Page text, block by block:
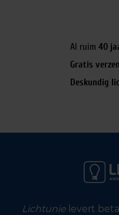
Al ruim 40
Gratis
Deskundig
Lichtunielevert